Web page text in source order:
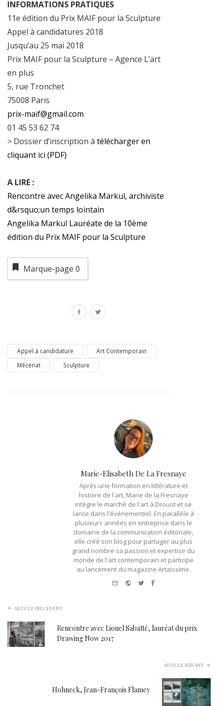
INFORMATIONS PRATIQUES
11e édition du Prix MAIF pour la Sculpture
Appel à candidatures 2018
Jusqu’au 25 mai 2018
Prix MAIF pour la Sculpture – Agence L’art
en plus
5, rue Tronchet
75008 Paris
prix-maif@gmail.com
01 45 53 62 74
> Dossier d’inscription à télécharger en
cliquant ici (PDF)
A LIRE :
Rencontre avec Angelika Markul, archiviste
d&rsquo;un temps lointain
Angelika Markul Lauréate de la 10ème
édition du Prix MAIF pour la Sculpture
Marque-page 0
Appel à candidature
Art Contemporain
Mécénat
Sculpture
Marie-Elisabeth De La Fresnaye
Après une formation en littérature et
histoire de l'art, Marie de la Fresnaye
intègre le marché de l'art à Drouot et se
lance dans l'événementiel. En parallèle à
plusieurs années en entreprise dans le
domaine de la communication éditoriale,
elle créé son blog pour partager au plus
grand nombre sa passion et expertise du
monde de l'art contemporain et participe
au lancement du magazine Artaïssime.
Website
TwitterFacebook
ARTICLE PRÉCÉDENT
Rencontre avec Lionel Sabatté, lauréat du prix
Drawing Now 2017
ARTICLE SUIVANT
Hohneck, Jean-François Flamey